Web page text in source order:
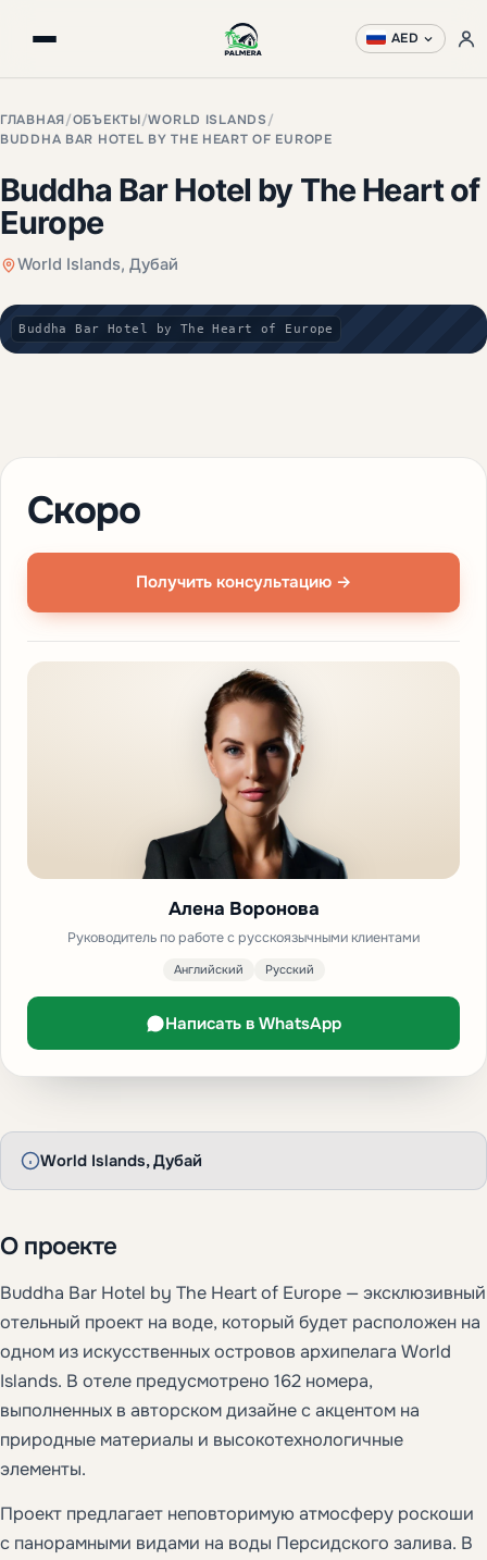
AED
ГЛАВНАЯ/ОБЪЕКТЫ/WORLD ISLANDS /
BUDDHA BAR HOTEL BY THE HEART OF EUROPE
Buddha Bar Hotel by The Heart of
Europe
World Islands, Дубай
Buddha Bar Hotel by The Heart of Europe
World Islands, Дубай
О проекте
Buddha Bar Hotel by The Heart of Europe — эксклюзивный
отельный проект на воде, который будет расположен на
одном из искусственных островов архипелага World
Islands. В отеле предусмотрено 162 номера,
выполненных в авторском дизайне с акцентом на
природные материалы и высокотехнологичные
элементы.
Проект предлагает неповторимую атмосферу роскоши
с панорамными видами на воды Персидского залива. В
Скоро
Получить консультацию →
Алена Воронова
Руководитель по работе с русскоязычными клиентами
Английский Русский
Написать в WhatsApp